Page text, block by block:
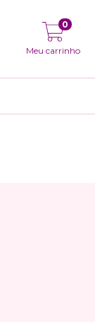
Meu carrinho
0